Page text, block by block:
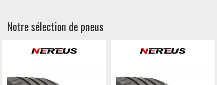
Notre sélection de pneus